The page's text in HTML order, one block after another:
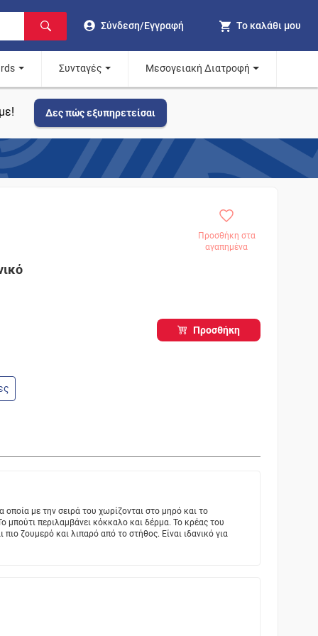
Σύνδεση/Εγγραφή Το καλάθι μου
Συνταγές Μεσογειακή Διατροφή
Δες πώς εξυπηρετείσαι
Προσθήκη στα
αγαπημένα
Προσθήκη
οποία με την σειρά του χωρίζονται στο μηρό και το
μπούτι περιλαμβάνει κόκκαλο και δέρμα. Το κρέας του
πιο ζουμερό και λιπαρό από το στήθος. Είναι ιδανικό για